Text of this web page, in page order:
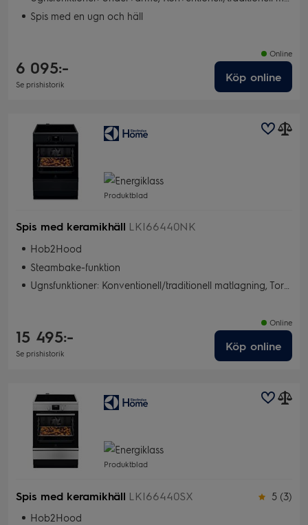
Spis med en ugn och häll
6 095:-
Se prishistorik
Online
Köp online
Produktblad
Spis med keramikhäll LKI66440NK
Hob2Hood
Steambake-funktion
Ugnsfunktioner: Konventionell/traditionell matlagning, Torkning, Snabbgrill, Bakning med fukt, Pizzaläge, Varmluft, SteamBake, Snabbgrill
15 495:-
Se prishistorik
Online
Köp online
Produktblad
Spis med keramikhäll LKI66440SX
5 (3)
Hob2Hood